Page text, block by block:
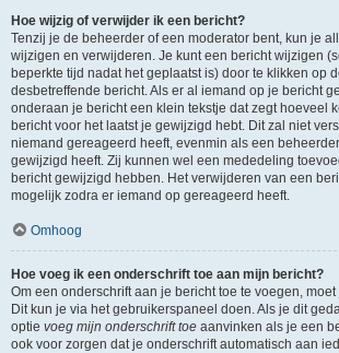
Hoe wijzig of verwijder ik een bericht?
Tenzij je de beheerder of een moderator bent, kun je
wijzigen en verwijderen. Je kunt een bericht wijzigen
beperkte tijd nadat het geplaatst is) door te klikken op
desbetreffende bericht. Als er al iemand op je bericht
onderaan je bericht een klein tekstje dat zegt hoeveel
bericht voor het laatst je gewijzigd hebt. Dit zal niet
niemand gereageerd heeft, evenmin als een
gewijzigd heeft. Zij kunnen wel een mededeling
bericht gewijzigd hebben. Het verwijderen van een
mogelijk zodra er iemand op gereageerd heeft.
Omhoog
Hoe voeg ik een onderschrift toe aan mijn bericht?
Om een onderschrift aan je bericht toe te voegen,
Dit kun je via het gebruikerspaneel doen. Als je dit
optie voeg mijn onderschrift toe aanvinken als je een
ook voor zorgen dat je onderschrift automatisch aan